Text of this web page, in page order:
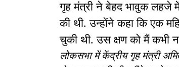
गृह मंत्री ने बेहद भावुक लहजे में
की थी. उन्होंने कहा कि एक
चुकी थी. उस क्षण को मैं कभी
लोकसभा में केंद्रीय गृह मंत्री